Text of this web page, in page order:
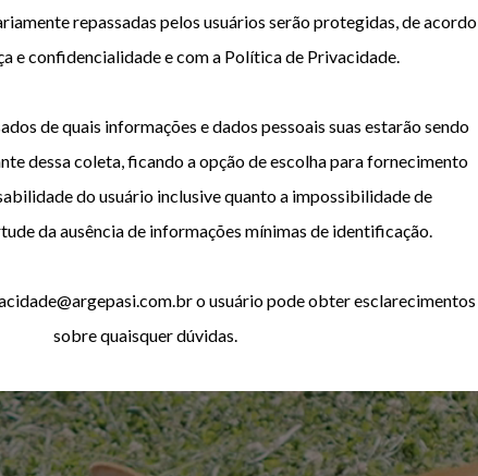
repassadas pelos usuários serão protegidas, de acordo
e confidencialidade e com a Política de Privacidade.
de quais informações e dados pessoais suas estarão sendo
dessa coleta, ficando a opção de escolha para fornecimento
do usuário inclusive quanto a impossibilidade de
da ausência de informações mínimas de identificação.
o usuário pode obter esclarecimentos
sobre quaisquer dúvidas.